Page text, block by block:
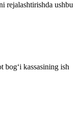
rejalashtirishda ushbu
bog‘i kassasining ish